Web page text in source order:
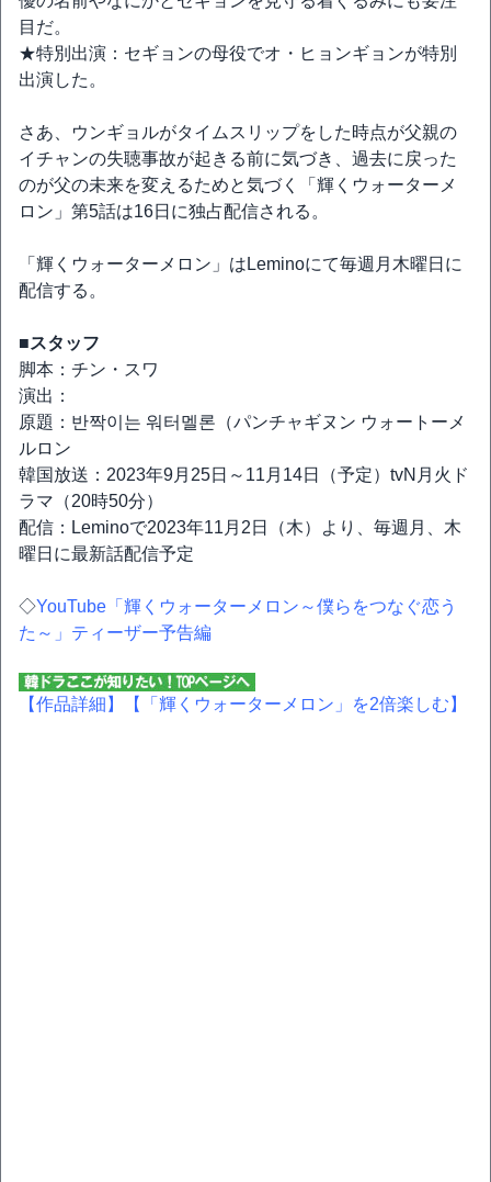
目だ。
★特別出演：セギョンの母役でオ・ヒョンギョンが特別
出演した。
さあ、ウンギョルがタイムスリップをした時点が父親の
イチャンの失聴事故が起きる前に気づき、過去に戻った
のが父の未来を変えるためと気づく「輝くウォーターメ
ロン」第5話は16日に独占配信される。
「輝くウォーターメロン」はLeminoにて毎週月木曜日に
配信する。
■スタッフ
脚本：チン・スワ
演出：
原題：반짝이는 워터멜론（パンチャギヌン ウォートーメ
ルロン
韓国放送：2023年9月25日～11月14日（予定）tvN月火ド
ラマ（20時50分）
配信：Leminoで2023年11月2日（木）より、毎週月、木
曜日に最新話配信予定
◇YouTube「輝くウォーターメロン～僕らをつなぐ恋う
た～」ティーザー予告編
【作品詳細】 【「輝くウォーターメロン」を2倍楽しむ】